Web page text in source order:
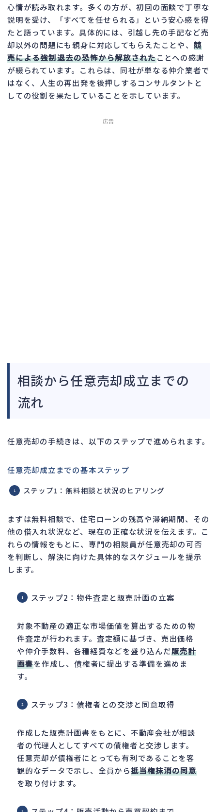
心情が読み取れます。多くの方が、初回の面談で丁寧な
説明を受け、「すべてを任せられる」という安心感を得
たと語っています。具体的には、引越し先の手配など売
却以外の問題にも親身に対応してもらえたことや、 競
売による強制退去の恐怖から解放されたことへの感謝
が綴られています。これらは、同社が単なる仲介業者で
はなく、人生の再出発を後押しするコンサルタントと
しての役割を果たしていることを示しています。
広告
相談から任意売却成立までの
流れ
任意売却の手続きは、以下のステップで進められます。
任意売却成立までの基本ステップ
ステップ1：無料相談と状況のヒアリング
まずは無料相談で、住宅ローンの残高や滞納期間、その
他の借入れ状況など、現在の正確な状況を伝えます。こ
れらの情報をもとに、専門の相談員が任意売却の可否
を判断し、解決に向けた具体的なスケジュールを提示
します。
ステップ2：物件査定と販売計画の立案
対象不動産の適正な市場価値を算出するための物
件査定が行われます。査定額に基づき、売出価格
や仲介手数料、各種経費などを盛り込んだ販売計
画書を作成し、債権者に提出する準備を進めま
す。
ステップ3：債権者との交渉と同意取得
作成した販売計画書をもとに、不動産会社が相談
者の代理人としてすべての債権者と交渉します。
任意売却が債権者にとっても有利であることを客
観的なデータで示し、全員から抵当権抹消の同意
を取り付けます。